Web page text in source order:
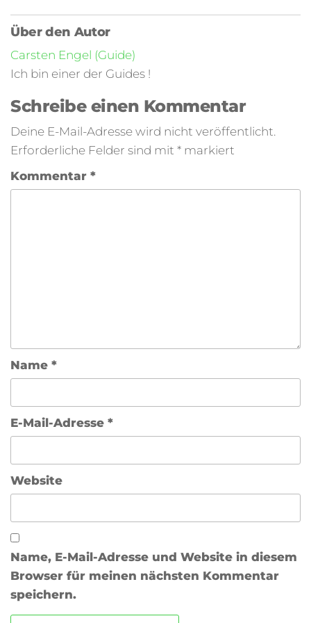
Über den Autor
Carsten Engel (Guide)
Ich bin einer der Guides !
Schreibe einen Kommentar
Deine E-Mail-Adresse wird nicht veröffentlicht.
Erforderliche Felder sind mit * markiert
Kommentar *
Name *
E-Mail-Adresse *
Website
Name, E-Mail-Adresse und Website in diesem
Browser für meinen nächsten Kommentar
speichern.